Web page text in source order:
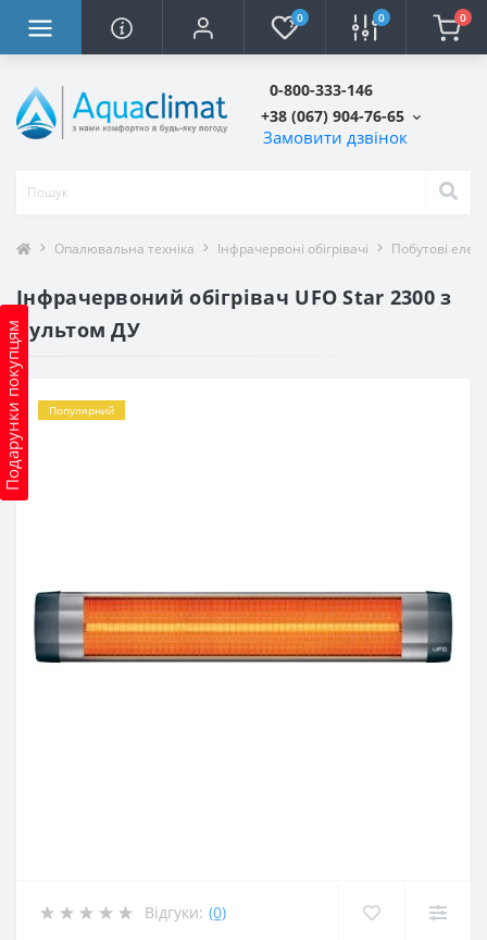
0 0 0
0-800-333-146
+38 (067) 904-76-65
Замовити дзвінок
Подарунки покупцям
Опалювальна техніка Інфрачервоні обігрівачі Побутові
Інфрачервоний обігрівач UFO Star 2300 з
пультом ДУ
Популярний
Відгуки: (0)